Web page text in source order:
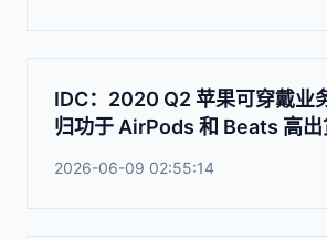
IDC：2020 Q2 苹果可穿戴业
归功于 AirPods 和 Beats 高出
2026-06-09 02:55:14